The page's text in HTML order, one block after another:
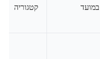
במועד
קטגוריה